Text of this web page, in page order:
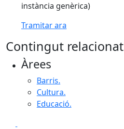
instància genèrica)
Tramitar ara
Contingut relacionat
Àrees
Barris.
Cultura.
Educació.